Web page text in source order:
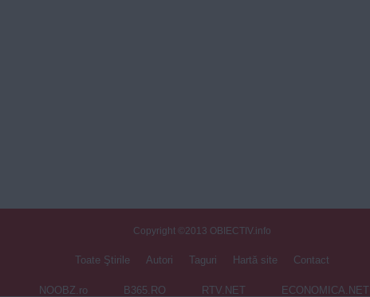
Copyright ©2013 OBIECTIV.info
Toate Ştirile Autori Taguri Hartă site Contact
NOOBZ.ro B365.RO RTV.NET ECONOMICA.NET